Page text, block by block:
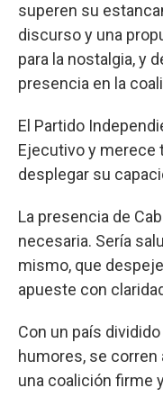
superen su
discurso y una
para la nostalgia, y
presencia en la
El Partido
Ejecutivo y merece
desplegar su
La presencia de
necesaria. Sería
mismo, que
apueste con
Con un país
humores, se corren
una coalición firme